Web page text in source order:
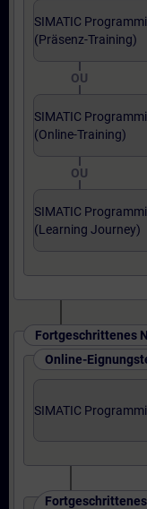
SIMATIC
(Präsenz-Training)
OU
SIMATIC
(Online-Training)
OU
SIMATIC
(Learning Journey)
Fortgeschrittenes
Online-
SIMATIC